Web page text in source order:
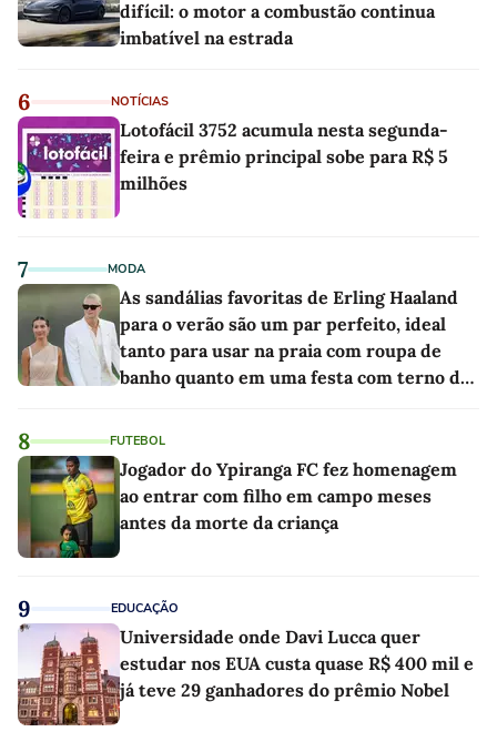
difícil: o motor a combustão continua
imbatível na estrada
6 NOTÍCIAS
Lotofácil 3752 acumula nesta segunda-
feira e prêmio principal sobe para R$ 5
milhões
7 MODA
As sandálias favoritas de Erling Haaland
para o verão são um par perfeito, ideal
tanto para usar na praia com roupa de
banho quanto em uma festa com terno de
8 FUTEBOL
Jogador do Ypiranga FC fez homenagem
ao entrar com filho em campo meses
antes da morte da criança
9 EDUCAÇÃO
Universidade onde Davi Lucca quer
estudar nos EUA custa quase R$ 400 mil e
já teve 29 ganhadores do prêmio Nobel